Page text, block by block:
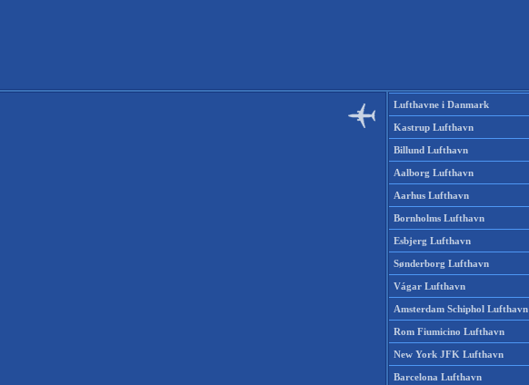
Lufthavne i Danmark
Kastrup Lufthavn
Billund Lufthavn
Aalborg Lufthavn
Aarhus Lufthavn
Bornholms Lufthavn
Esbjerg Lufthavn
Sønderborg Lufthavn
Vágar Lufthavn
Amsterdam Schiphol Lufthavn
Rom Fiumicino Lufthavn
New York JFK Lufthavn
Barcelona Lufthavn